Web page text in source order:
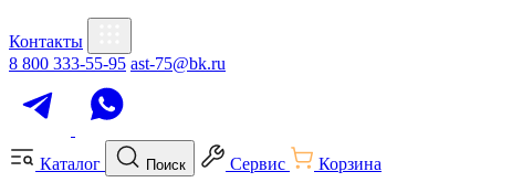
Контакты
8 800 333-55-95 ast-75@bk.ru
Каталог Поиск Сервис Корзина